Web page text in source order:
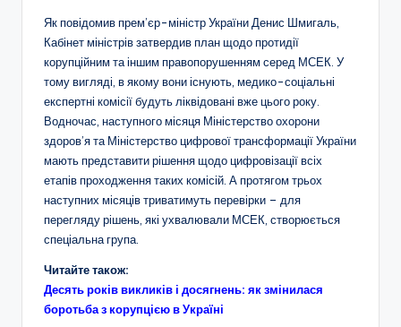
Якповідомивпрем’єр-міністр України Денис Шмигаль,
Кабінет міністрів затвердив план щодо протидії
корупційним та іншим правопорушенням серед МСЕК. У
тому вигляді, в якому вони існують, медико-соціальні
експертні комісії будуть ліквідовані вже цього року.
Водночас, наступного місяця Міністерство охорони
здоров’я та Міністерство цифрової трансформації України
мають представити рішення щодо цифровізації всіх
етапів проходження таких комісій. А протягом трьох
наступних місяців триватимуть перевірки – для
перегляду рішень, які ухвалювали МСЕК, створюється
спеціальна група.
Читайте також:
Десять років викликів і досягнень: як змінилася
боротьба з корупцією в Україні